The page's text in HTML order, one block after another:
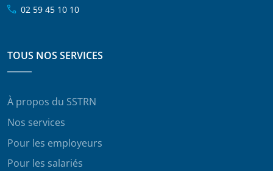
02 59 45 10 10
TOUS NOS SERVICES
À propos du SSTRN
Nos services
Pour les employeurs
Pour les salariés